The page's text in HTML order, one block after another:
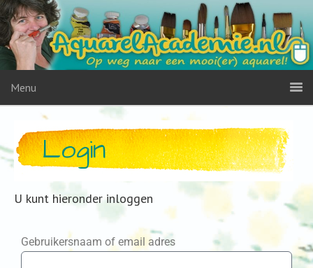
Menu
Login
U kunt hieronder inloggen
Gebruikersnaam of email adres